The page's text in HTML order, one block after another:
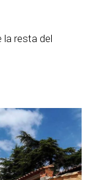
resta del